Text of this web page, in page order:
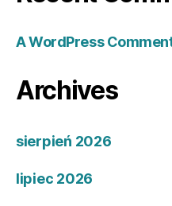
A WordPress
Archives
sierpień 2026
lipiec 2026